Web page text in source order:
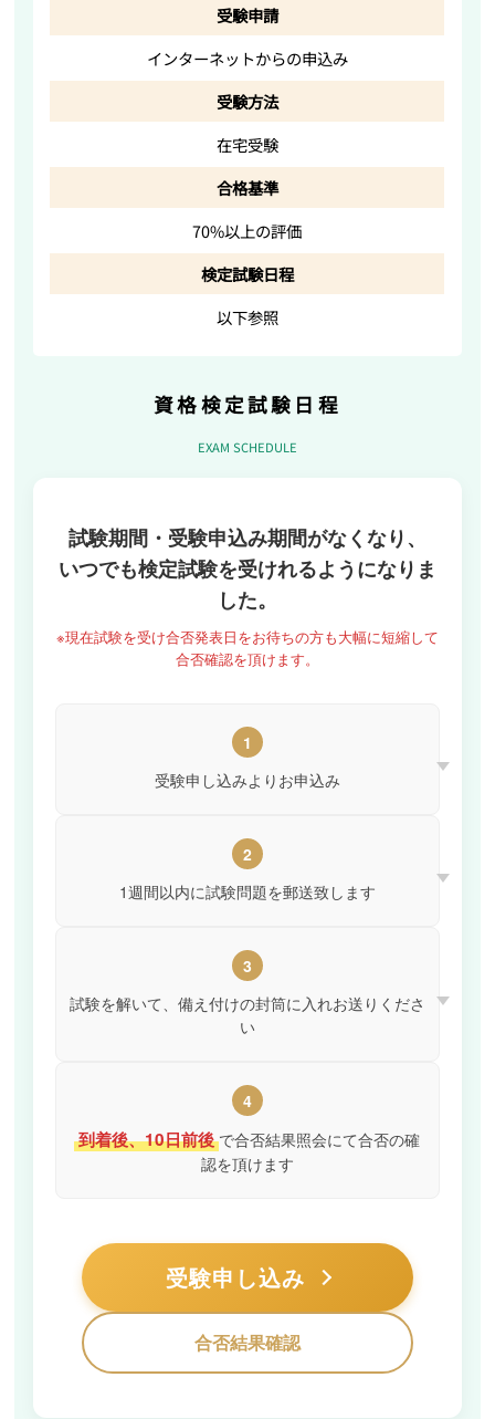
受験申請
インターネットからの申込み
受験方法
在宅受験
合格基準
70%以上の評価
検定試験日程
以下参照
資格検定試験日程
EXAM SCHEDULE
試験期間・受験申込み期間がなくなり、
いつでも検定試験を受けれるようになりま
した。
※現在試験を受け合否発表日をお待ちの方も大幅に短縮して
合否確認を頂けます。
1
受験申し込みよりお申込み
2
1週間以内に試験問題を郵送致します
3
試験を解いて、備え付けの封筒に入れお送りくださ
い
4
到着後、10日前後 で合否結果照会にて合否の確
認を頂けます
受験申し込み
合否結果確認